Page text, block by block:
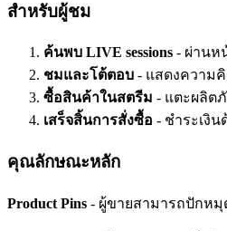
สำหรับผู้ชม
ค้นพบ LIVE sessions - ผ่านห
ชมและโต้ตอบ - แสดงความ
ซื้อสินค้าในสตรีม - แตะผลิต
เสร็จสิ้นการสั่งซื้อ - ชำระเงิ
คุณลักษณะหลัก
Product Pins - ผู้ขายสามารถปักห